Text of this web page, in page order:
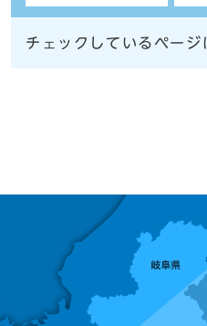
チェックしているページ